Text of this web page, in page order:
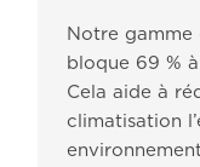
Notre gamme
bloque 69 % à
Cela aide à
climatisation